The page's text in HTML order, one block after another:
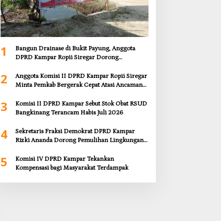
1
Bangun Drainase di Bukit Payung, Anggota
DPRD Kampar Ropii Siregar Dorong
Dasar
2
Anggota Komisi II DPRD Kampar Ropii Siregar
Minta Pemkab Bergerak Cepat Atasi Ancaman
Dihati
3
Komisi II DPRD Kampar Sebut Stok Obat RSUD
Bangkinang Terancam Habis Juli 2026
4
Sekretaris Fraksi Demokrat DPRD Kampar
Rizki Ananda Dorong Pemulihan Lingkungan
5
Komisi IV DPRD Kampar Tekankan
Kompensasi bagi Masyarakat Terdampak